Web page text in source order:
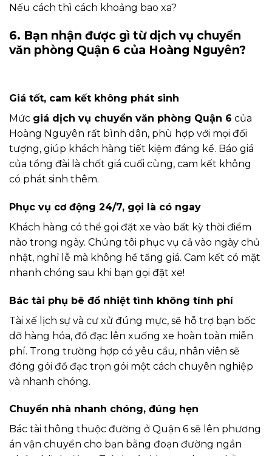
Nếu cách thì cách khoảng bao xa?
6. Bạn nhận được gì từ dịch vụ chuyển
văn phòng Quận 6 của Hoàng Nguyên?
Giá tốt, cam kết không phát sinh
Mức giá dịch vụ chuyển văn phòng Quận 6 của
Hoàng Nguyên rất bình dân, phù hợp với mọi đối
tượng, giúp khách hàng tiết kiệm đáng kể. Báo giá
của tổng đài là chốt giá cuối cùng, cam kết không
có phát sinh thêm.
Phục vụ cơ động 24/7, gọi là có ngay
Khách hàng có thể gọi đặt xe vào bất kỳ thời điểm
nào trong ngày. Chúng tôi phục vụ cả vào ngày chủ
nhật, nghỉ lễ mà không hề tăng giá. Cam kết có mặt
nhanh chóng sau khi bạn gọi đặt xe!
Bác tài phụ bê đồ nhiệt tình không tính phí
Tài xế lịch sự và cư xử đúng mực, sẽ hỗ trợ bạn bốc
dỡ hàng hóa, đồ đạc lên xuống xe hoàn toàn miễn
phí. Trong trường hợp có yêu cầu, nhân viên sẽ
đóng gói đồ đạc trọn gói một cách chuyên nghiệp
và nhanh chóng.
Chuyển nhà nhanh chóng, đúng hẹn
Bác tài thông thuộc đường ở Quận 6 sẽ lên phương
án vận chuyển cho bạn bằng đoạn đường ngắn